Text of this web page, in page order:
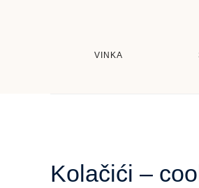
VINKA
Kolačići –